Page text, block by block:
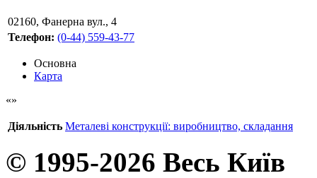
02160, Фанерна вул., 4
Телефон: (0-44) 559-43-77
Основна
Карта
Діяльність Металеві конструкції: виробництво, складання
© 1995-2026 Весь Київ